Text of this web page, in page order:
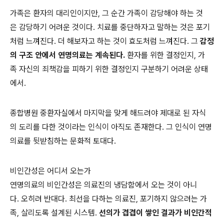
가족은 환자의 대리인이지만, 그 순간 가족이 감당해야 하는 것
은 감당하기 어려운 것이다. 치료를 중단하자고 말하는 것은 포기
처럼 느껴진다. 더 해보자고 하는 것이 효도처럼 느껴진다. 그 감정
의 구조 안에서 연명의료는 계속된다. 환자를 위한 결정인지, 가
족 자신의 죄책감을 피하기 위한 결정인지 구분하기 어려운 상태
에서.
종합병원 중환자실에서 마지막을 맞게 해드려야 제대로 된 자식
의 도리를 다한 것이라는 인식이 아직도 존재한다. 그 인식이 연명
의료를 뒷받침하는 문화적 토대다.
비인간성은 어디서 오는가
연명의료의 비인간성은 의료진의 냉담함에서 오는 것이 아니
다. 오히려 반대다. 최선을 다하는 의료진, 포기하지 않으려는 가
족, 살리도록 설계된 시스템. 선의가 겹겹이 쌓인 결과가 비인간적